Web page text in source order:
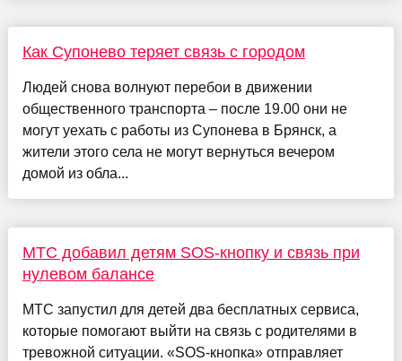
Как Супонево теряет связь с городом
Людей снова волнуют перебои в движении
общественного транспорта – после 19.00 они не
могут уехать с работы из Супонева в Брянск, а
жители этого села не могут вернуться вечером
домой из обла...
МТС добавил детям SOS-кнопку и связь при
нулевом балансе
МТС запустил для детей два бесплатных сервиса,
которые помогают выйти на связь с родителями в
тревожной ситуации. «SOS-кнопка» отправляет